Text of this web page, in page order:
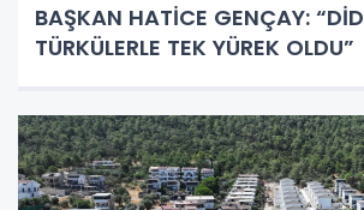
BAŞKAN HATİCE GENÇAY:
TÜRKÜLERLE TEK YÜREK OLDU”